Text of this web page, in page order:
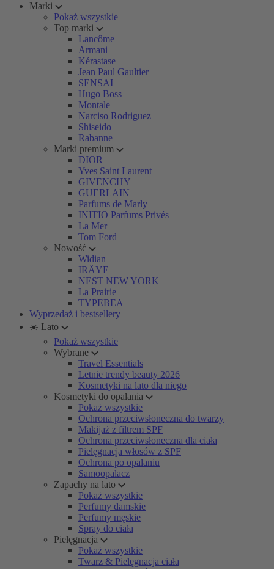
Marki
Pokaż wszystkie
Top marki
Lancôme
Armani
Kérastase
Jean Paul Gaultier
SENSAI
Hugo Boss
Montale
Narciso Rodriguez
Shiseido
Rabanne
Marki premium
DIOR
Yves Saint Laurent
GIVENCHY
GUERLAIN
Parfums de Marly
INITIO Parfums Privés
La Mer
Tom Ford
Nowość
Widian
IRÄYE
NEST NEW YORK
La Prairie
TYPEBEA
Wyprzedaż i bestsellery
☀️ Lato
Pokaż wszystkie
Wybrane
Travel Essentials
Letnie trendy beauty 2026
Kosmetyki na lato dla niego
Kosmetyki do opalania
Pokaż wszystkie
Ochrona przeciwsłoneczna do twarzy
Makijaż z filtrem SPF
Ochrona przeciwsłoneczna dla ciała
Pielęgnacja włosów z SPF
Ochrona po opalaniu
Samoopalacz
Zapachy na lato
Pokaż wszystkie
Perfumy damskie
Perfumy męskie
Spray do ciała
Pielęgnacja
Pokaż wszystkie
Twarz & Pielęgnacja ciała